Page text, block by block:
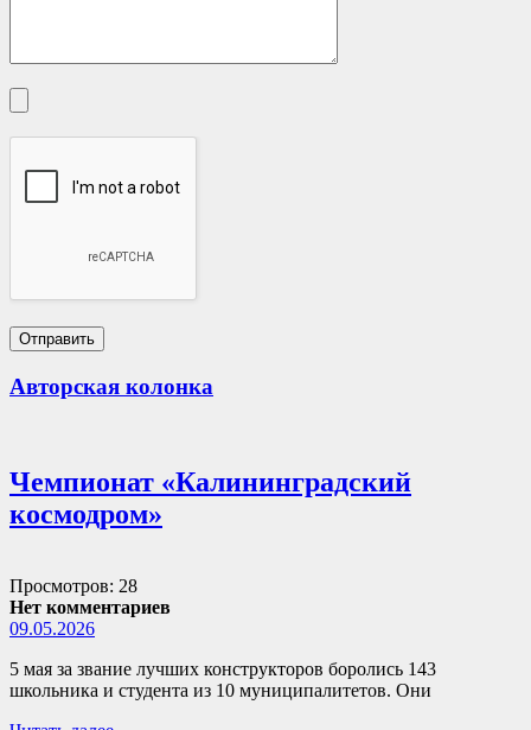
Авторская колонка
Чемпионат «Калининградский
космодром»
Просмотров: 28
Нет комментариев
09.05.2026
5 мая за звание лучших конструкторов боролись 143
школьника и студента из 10 муниципалитетов. Они